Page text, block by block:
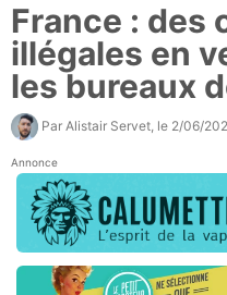
France : des
illégales en
les bureaux
Par Alistair Servet , le 2/06/
Annonce